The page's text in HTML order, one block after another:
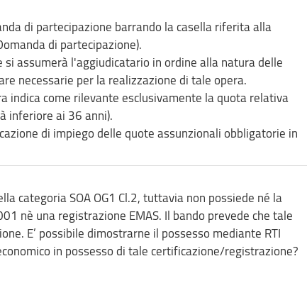
di partecipazione barrando la casella riferita alla
di partecipazione).
si assumerà l'aggiudicatario in ordine alla natura delle
necessarie per la realizzazione di tale opera.
indica come rilevante esclusivamente la quota relativa
inferiore ai 36 anni).
di impiego delle quote assunzionali obbligatorie in
categoria SOA OG1 Cl.2, tuttavia non possiede né la
nè una registrazione EMAS. Il bando prevede che tale
E’ possibile dimostrarne il possesso mediante RTI
in possesso di tale certificazione/registrazione?